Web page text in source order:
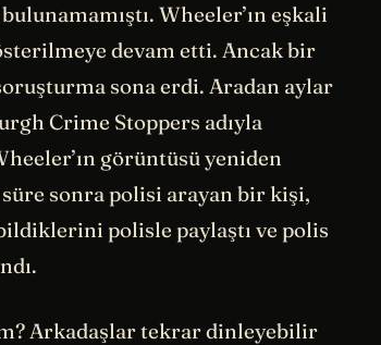
Wheeler’ın eşkali
devam etti. Ancak bir
sona erdi. Aradan aylar
Crime Stoppers adıyla
görüntüsü yeniden
süre sonra polisi arayan bir kişi,
polisle paylaştı ve polis
Arkadaşlar tekrar dinleyebilir